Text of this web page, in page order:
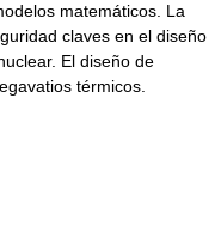
matemáticos. La
claves en el diseño
El diseño de
térmicos.